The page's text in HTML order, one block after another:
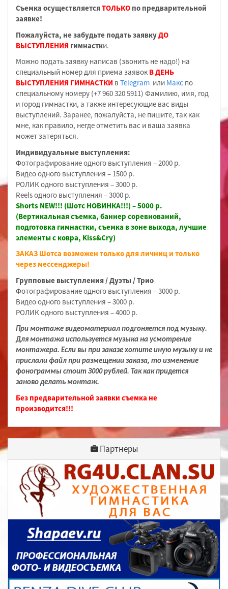
Съемка осуществляетсяТОЛЬКО по предварительной
заявке!
Пожалуйста, не забудьте подать заявкуДО
ВЫСТУПЛЕНИЯ гимнастки.
Можно подать заявку написав (звонить не надо!) на
специальный номер для приема заявок В ДЕНЬ
ВЫСТУПЛЕНИЯ ГИМНАСТКИ в Telegram или Макс по
специальному номеру (+7 960 320 5911) Фамилию, имя, год
и город гимнастки, а также интересующие вас виды
выступлений. Заранее, пожалуйста, не пишите, так как
мне, как правило, негде отметить вас и ваша заявка
может затеряться.
Индивидуальные выступления:
Фотографирование одного выступления – 2000 р.
Видео одного выступления – 1500 р.
РОЛИК одного выступления – 3000 р.
Reels одного выступления – 3000 р.
Shorts NEW!!! (Шотс НОВИНКА!!!) – 5000 р.
(Вертикальная съемка, баннер соревнований,
подготовка гимнастки, съемка в зоне выхода, лучшие
элементы с ковра, Kiss&Cry)
ЗАКАЗ Шотса возможен только для личниц и только
через мессенджеры!
Групповые выступления / Дуэты / Трио
Фотографирование одного выступления – 3000 р.
Видео одного выступления – 3000 р.
РОЛИК одного выступления – 4000 р.
При монтаже видеоматериал подгоняется под музыку.
Для монтажа используется музыка на усмотрение
монтажера. Если вы при заказе хотите иную музыку и не
прислали файл при размещении заказа, то изменение
фонограммы стоит 3000 рублей. Так как придется
заново делать монтаж.
Без предварительной заявки съемка не
производится!!!
Партнеры